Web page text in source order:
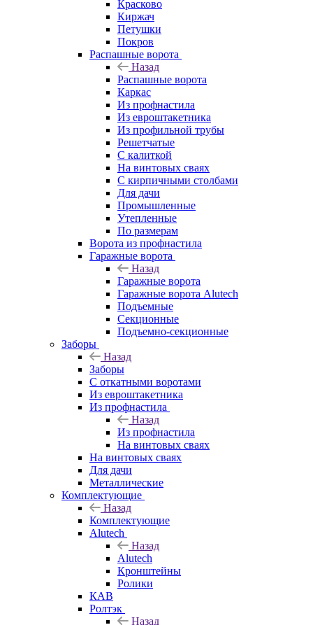
Красково
Киржач
Петушки
Покров
Распашные ворота
Назад
Распашные ворота
Каркас
Из профнастила
Из евроштакетника
Из профильной трубы
Решетчатые
С калиткой
На винтовых сваях
С кирпичными столбами
Для дачи
Промышленные
Утепленные
По размерам
Ворота из профнастила
Гаражные ворота
Назад
Гаражные ворота
Гаражные ворота Alutech
Подъемные
Секционные
Подъемно-секционные
Заборы
Назад
Заборы
C откатными воротами
Из евроштакетника
Из профнастила
Назад
Из профнастила
На винтовых сваях
На винтовых сваях
Для дачи
Металлические
Комплектующие
Назад
Комплектующие
Alutech
Назад
Alutech
Кронштейны
Ролики
КАВ
Ролтэк
Назад